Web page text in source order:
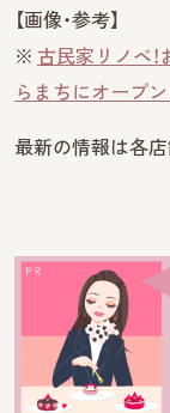
【画像・参考】
※ 古民家リノベ
らまちにオープン
最新の情報は各店